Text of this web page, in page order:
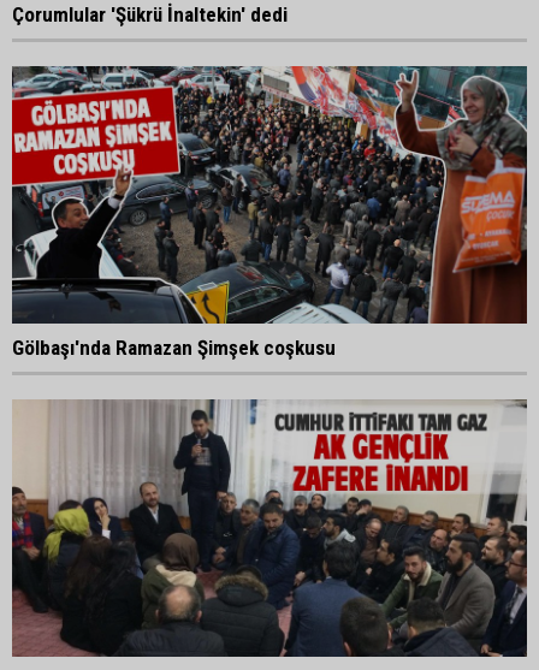
Çorumlular 'Şükrü İnaltekin' dedi
Gölbaşı'nda Ramazan Şimşek coşkusu